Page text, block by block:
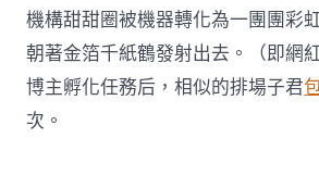
機構甜甜圈被機器轉化為一團團彩
朝著金箔千紙鶴發射出去。（即網
博主孵化任務后，相似的排場子君
次。